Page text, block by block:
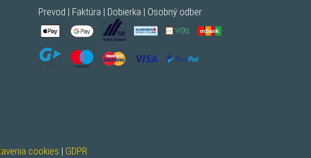
Prevod | Faktúra | Dobierka | Osobný odber
cookies | GDPR